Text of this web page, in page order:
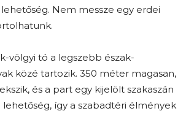
Nem messze egy erdei
völgyi tó a legszebb észak-
közé tartozik. 350 méter magasan,
és a part egy kijelölt szakaszán
lehetőség, így a szabadtéri élmények